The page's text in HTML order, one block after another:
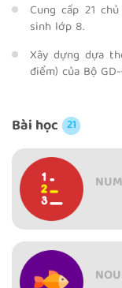
Cung cấp 21
sinh lớp 8.
Xây dựng dựa
điểm) của Bộ
Bài học 21